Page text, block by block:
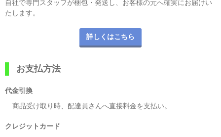
自社で専門スタッフが梱包・発送し、お客様の元へ確実にお届けい
たします。
詳しくはこちら
お支払方法
代金引換
商品受け取り時、配達員さんへ直接料金を支払い。
クレジットカード